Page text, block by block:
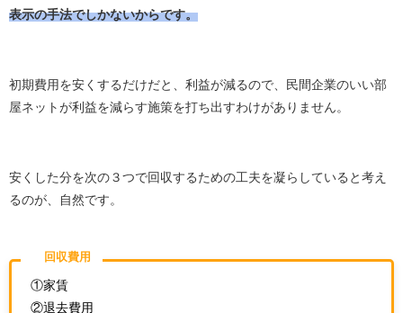
表示の手法でしかないからです。
初期費用を安くするだけだと、利益が減るので、民間企業のいい部
屋ネットが利益を減らす施策を打ち出すわけがありません。
安くした分を次の３つで回収するための工夫を凝らしていると考え
るのが、自然です。
回収費用
①家賃
②退去費用